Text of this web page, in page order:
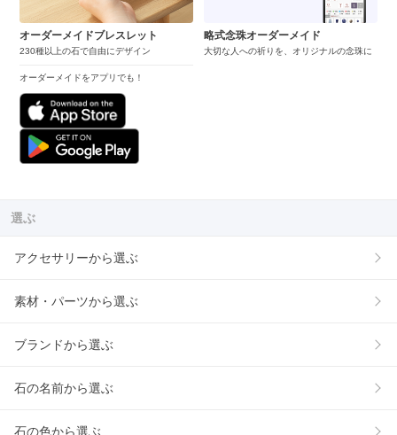
オーダーメイドブレスレット
230種以上の石で自由にデザイン
オーダーメイドをアプリでも！
略式念珠オーダーメイド
大切な人への祈りを、オリジナルの念珠に
選ぶ
アクセサリーから選ぶ
素材・パーツから選ぶ
ブランドから選ぶ
石の名前から選ぶ
石の色から選ぶ